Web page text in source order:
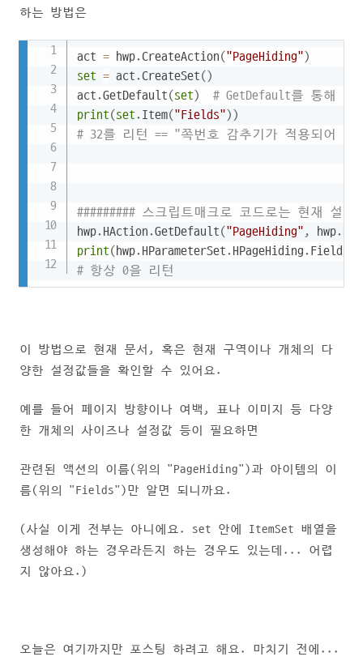
하는 방법은
act = hwp.CreateAction("PageHiding")
set = act.CreateSet()
act.GetDefault(set)
# GetDefault를 통해 현
print(set. Item("Fields"))
# 32를 리턴 == "쪽번호 감추기가 적용되어 있
######### 스크립트매크로 코드로는 현재 설정
hwp. HAction.GetDefault("PageHiding" , hwp.
print(hwp. HParameterSet. HPageHiding. Fields
# 항상 0을 리턴
이 방법으로 현재 문서, 혹은 현재 구역이나 개체의 다
양한 설정값들을 확인할 수 있어요.
예를 들어 페이지 방향이나 여백, 표나 이미지 등 다양
한 개체의 사이즈나 설정값 등이 필요하면
관련된 액션의 이름(위의 "PageHiding")과 아이템의 이
름(위의 "Fields")만 알면 되니까요.
(사실 이게 전부는 아니에요. set 안에 ItemSet 배열을
생성해야 하는 경우라든지 하는 경우도 있는데... 어렵
지 않아요.)
오늘은 여기까지만 포스팅 하려고 해요. 마치기 전에...